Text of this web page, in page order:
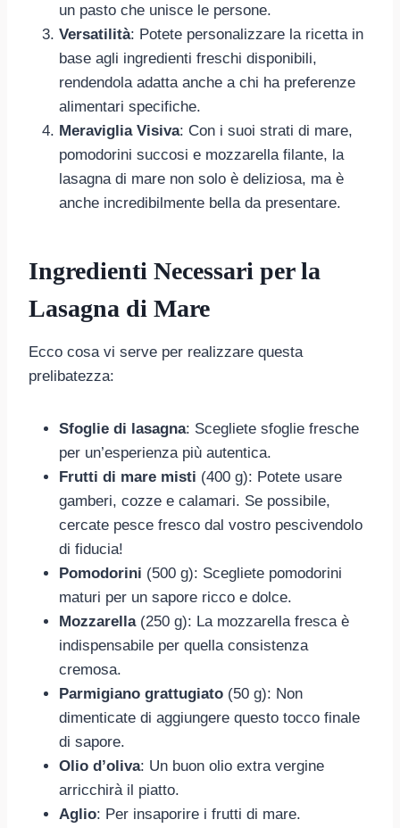
un pasto che unisce le persone.
Versatilità: Potete personalizzare la ricetta in
base agli ingredienti freschi disponibili,
rendendola adatta anche a chi ha preferenze
alimentari specifiche.
Meraviglia Visiva: Con i suoi strati di mare,
pomodorini succosi e mozzarella filante, la
lasagna di mare non solo è deliziosa, ma è
anche incredibilmente bella da presentare.
Ingredienti Necessari per la
Lasagna di Mare
Ecco cosa vi serve per realizzare questa
prelibatezza:
Sfoglie di lasagna: Scegliete sfoglie fresche
per un’esperienza più autentica.
Frutti di mare misti (400 g): Potete usare
gamberi, cozze e calamari. Se possibile,
cercate pesce fresco dal vostro pescivendolo
di fiducia!
Pomodorini (500 g): Scegliete pomodorini
maturi per un sapore ricco e dolce.
Mozzarella(250 g): La mozzarella fresca è
indispensabile per quella consistenza
cremosa.
Parmigiano grattugiato (50 g): Non
dimenticate di aggiungere questo tocco finale
di sapore.
Olio d’oliva: Un buon olio extra vergine
arricchirà il piatto.
Aglio: Per insaporire i frutti di mare.